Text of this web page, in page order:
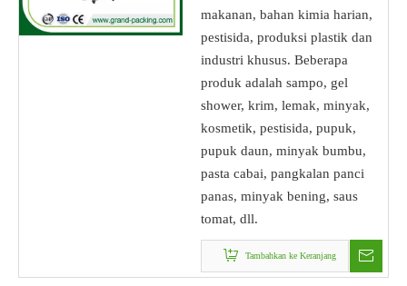
makanan, bahan kimia harian,
pestisida, produksi plastik dan
industri khusus. Beberapa
produk adalah sampo, gel
shower, krim, lemak, minyak,
kosmetik, pestisida, pupuk,
pupuk daun, minyak bumbu,
pasta cabai, pangkalan panci
panas, minyak bening, saus
tomat, dll.
Tambahkan ke Keranjang